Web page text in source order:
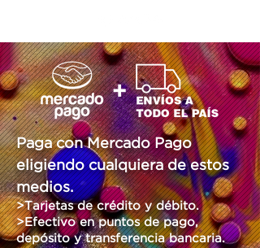
Paga con Mercado Pago
eligiendo cualquiera de estos
medios.
>Tarjetas de crédito y débito.
>Efectivo en puntos de pago,
depósito y transferencia bancaria.